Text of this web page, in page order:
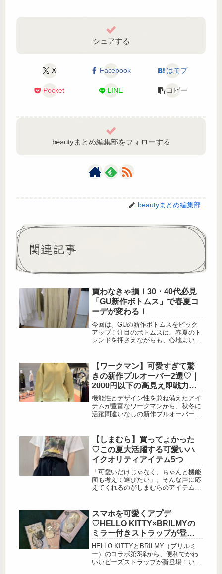
シェアする
X Facebook はてブ
Pocket LINE コピー
beautyまとめ編集部をフォローする
beautyまとめ編集部
関連記事
買わなきゃ損！30・40代必見
「GU新作ボトムス」で春夏コ
ーデが変わる！
今回は、GUの新作ボトムスをピック
アップ！注目のボトムスは、春夏のト
レンドを押さえながらも、心地よい着
さや、スタイリングの幅を広げるデザ
インが目白押し♪ぜひ、お買い物の参
考にしてくださいね。軽くてフェミニ
ンな雰囲気の夏スカート 出典:beauty
まとめ 夏の暑い日にも快適に過ごせ
る、凹凸感のある透かし編み素材は風
通しが良く軽やか。裾部分で透け感の
ある柄に切り替え...
【ワークマン】可愛すぎて驚
きの新作プルオーバー2選♡｜
2000円以下の高見え即戦力ト
ップス
機能性とデザイン性を兼ね備えたアイ
テムが豊富なワークマンから、秋冬に
活躍間違いなしの新作プルオーバーが
は、大人女子のデイリーコーデにぴっ
たりです。今回は、その中でも特に注
目の2枚を厳選してご紹介します♡も
ちもちな弾力と程よい厚みが快適な一
着！ 出典:beautyまとめ 出典:beauty
まとめ 程よい厚み...
【しまむら】買ってよかった
♡この夏大活躍する可愛いハ
イクオリティアイテム5つ
「可愛いだけじゃなく、ちゃんと機能
面も考えて選びたい」。そんな声に応
えてくれるのがしまむらのアイテムた
らではの「困りごと」をしっかり解決
してくれる実力派 […]
スマホを可愛くアプデ
♡HELLO KITTY×BRILMYの
ミラー付きストラップが登
場！
HELLO KITTYとBRILMY（ブリルミ
ー）のコラボ第3弾から、便利でかわ
いいビーズストラップが新登場！いつ